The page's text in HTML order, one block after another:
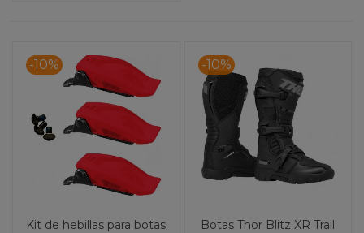
-10%
Kit de hebillas para botas
-10%
Botas Thor Blitz XR Trail